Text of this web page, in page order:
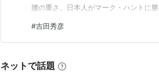
腰の重さ。日本人がマーク・ハントに
https://t.co/V0ywYISugm— 高瀬大樹
#吉田秀彦
ネットで話題